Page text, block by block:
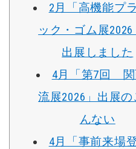
2月「高機能プ
ック・ゴム展2026
出展しました
4月「第7回 関
流展2026」出展の
んない
4月「事前来場登